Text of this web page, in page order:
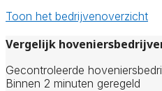
Toon het bedrijvenoverzicht
Vergelijk
Gecontroleerde
Binnen 2 minuten geregeld